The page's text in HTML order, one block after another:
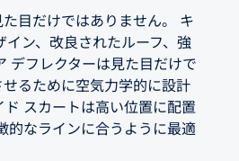
目だけではありません。 キ
イン、改良されたルーフ、強
デフレクターは見た目だけで
るために空気力学的に設計
ド スカートは高い位置に配置
的なラインに合うように最適